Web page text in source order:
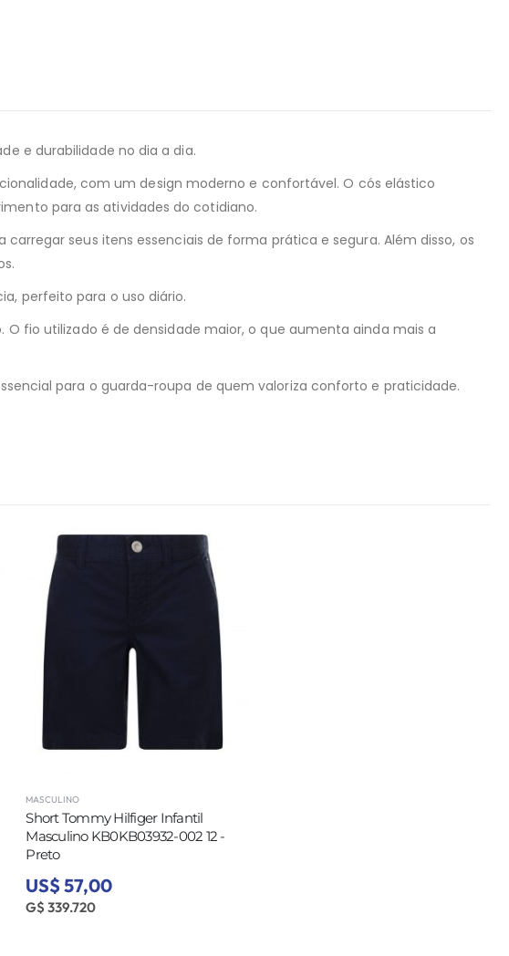
e durabilidade no dia a dia.
com um design moderno e confortável. O cós elástico
para as atividades do cotidiano.
seus itens essenciais de forma prática e segura. Além disso, os
perfeito para o uso diário.
fio utilizado é de densidade maior, o que aumenta ainda mais a
para o guarda-roupa de quem valoriza conforto e praticidade.
MASCULINO
Short Tommy Hilfiger Infantil
Masculino KB0KB03932-002 12 -
Preto
US$ 57,00
G$ 339.720